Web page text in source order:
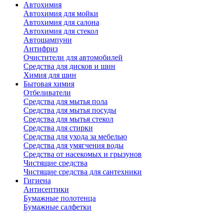
Автохимия
Автохимия для мойки
Автохимия для салона
Автохимия для стекол
Автошампуни
Антифриз
Очистители для автомобилей
Средства для дисков и шин
Химия для шин
Бытовая химия
Отбеливатели
Средства для мытья пола
Средства для мытья посуды
Средства для мытья стекол
Средства для стирки
Средства для ухода за мебелью
Средства для умягчения воды
Средства от насекомых и грызунов
Чистящие средства
Чистящие средства для сантехники
Гигиена
Антисептики
Бумажные полотенца
Бумажные салфетки